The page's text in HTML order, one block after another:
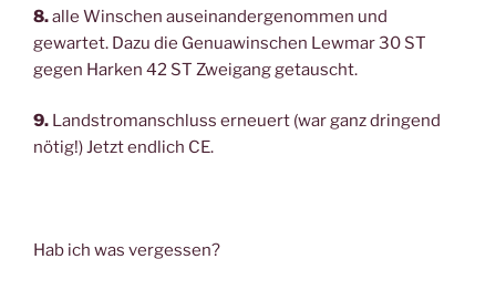
8.alle Winschen auseinandergenommen und
gewartet. Dazu die Genuawinschen Lewmar 30 ST
gegen Harken 42 ST Zweigang getauscht.
9. Landstromanschluss erneuert (war ganz dringend
nötig!) Jetzt endlich CE.
Hab ich was vergessen?